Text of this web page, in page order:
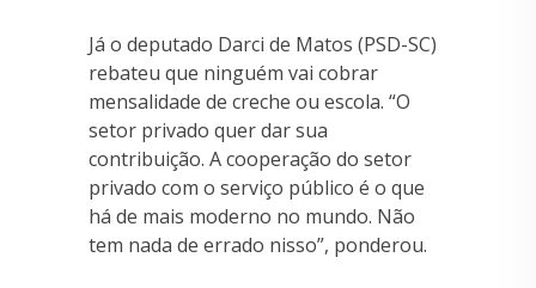
Já o deputado Darci de Matos (PSD-SC)
rebateu que ninguém vai cobrar
mensalidade de creche ou escola. “O
setor privado quer dar sua
contribuição. A cooperação do setor
privado com o serviço público é o que
há de mais moderno no mundo. Não
tem nada de errado nisso”, ponderou.